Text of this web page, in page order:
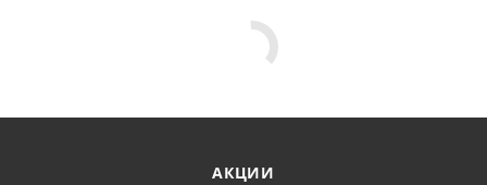
АКЦИИ